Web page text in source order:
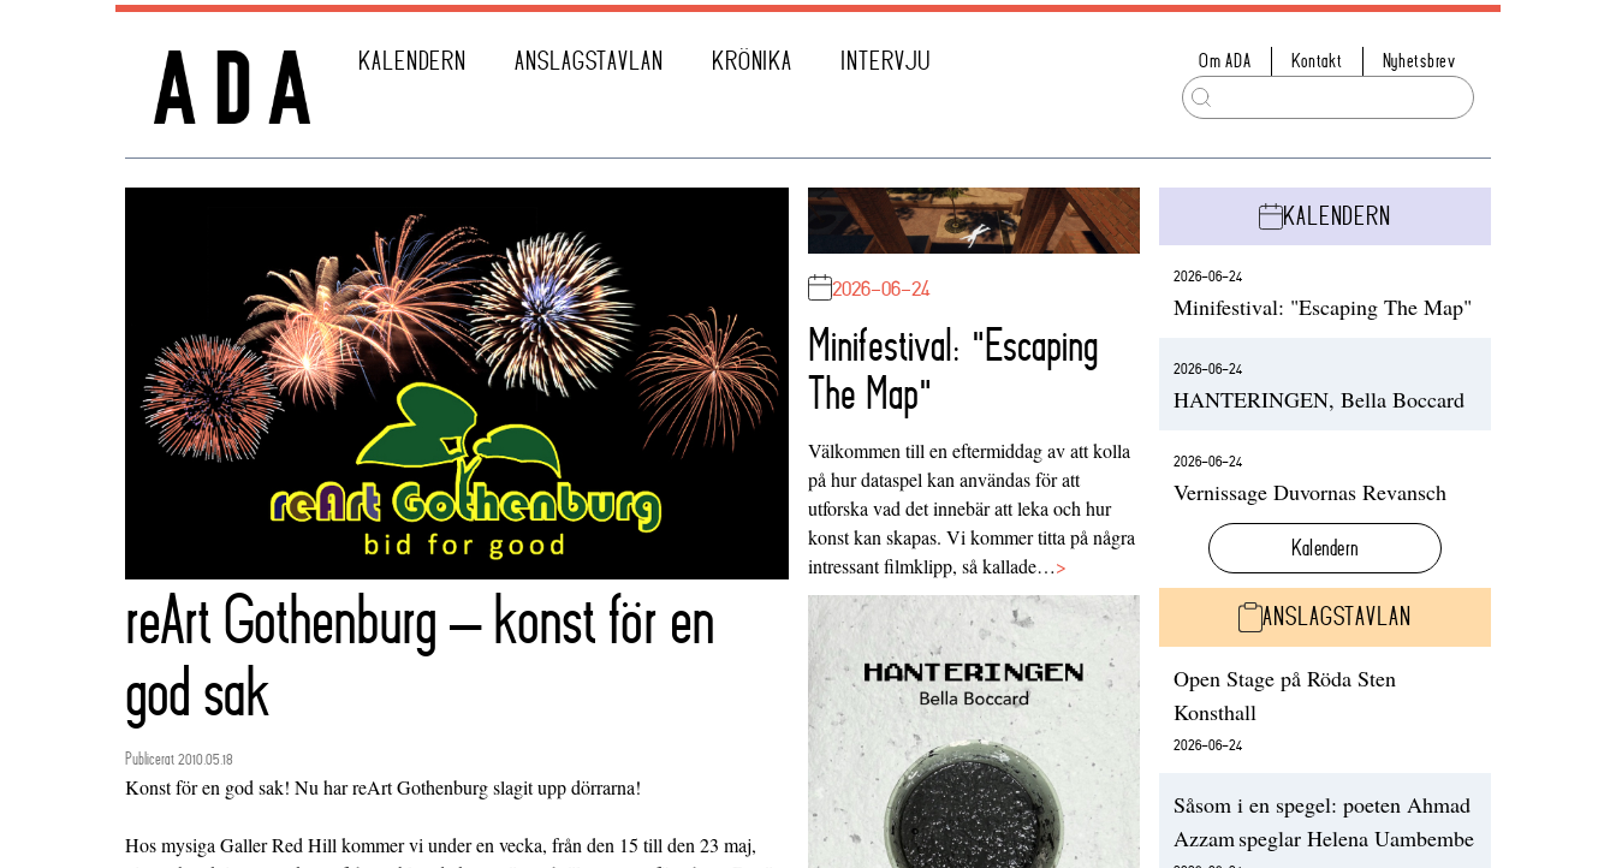
KALENDERN ANSLAGSTAVLAN KRÖNIKA INTERVJU Om ADA Kontakt Nyhetsbrev
reArt Gothenburg – konst för en
god sak
Publicerat 2010.05.18
Konst för en god sak! Nu har reArt Gothenburg slagit upp dörrarna!
Hos mysiga Galler Red Hill kommer vi under en vecka, från den 15 till den 23 maj,
2026-06-24
Minifestival: "Escaping
The Map"
Välkommen till en eftermiddag av att kolla
på hur dataspel kan användas för att
utforska vad det innebär att leka och hur
konst kan skapas. Vi kommer titta på några
intressant filmklipp, så kallade…>
KALENDERN
2026-06-24
Minifestival: "Escaping The Map"
2026-06-24
HANTERINGEN, Bella Boccard
2026-06-24
Vernissage Duvornas Revansch
Kalendern
ANSLAGSTAVLAN
Open Stage på Röda Sten
Konsthall
2026-06-24
Såsom i en spegel: poeten Ahmad
Azzam speglar Helena Uambembe